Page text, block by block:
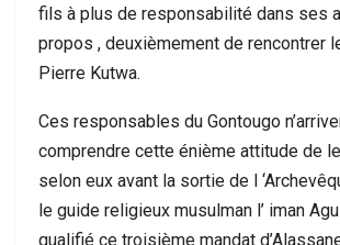
fils à plus de responsabilité dans ses
propos , deuxièmement de rencontrer
Pierre Kutwa.
Ces responsables du Gontougo
comprendre cette énième attitude de
selon eux avant la sortie de l
le guide religieux musulman l’ iman
qualifié ce troisième mandat